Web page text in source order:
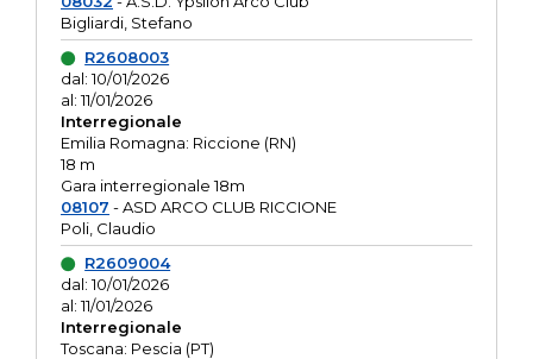
Bigliardi, Stefano
R2608003
dal: 10/01/2026
al: 11/01/2026
Interregionale
Emilia Romagna: Riccione (RN)
18 m
Gara interregionale 18m
08107 - ASD ARCO CLUB RICCIONE
Poli, Claudio
R2609004
dal: 10/01/2026
al: 11/01/2026
Interregionale
Toscana: Pescia (PT)